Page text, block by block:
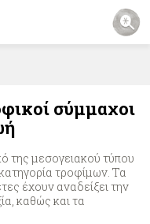
σύμμαχοι
της μεσογειακού τύπου
τροφίμων. Τα
έχουν αναδείξει την
καθώς και τα